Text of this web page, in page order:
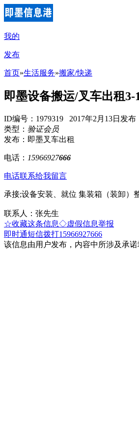
我的
发布
首页»生活服务»搬家/快递
即墨设备搬运/叉车出租3-
ID编号：1979319 2017年2月13日发
类型： 验证会员
发布：即墨叉车出租
电话： 15966927666
电话联系给我留言
承接;设备安装、就位 集装箱（装卸）
联系人：张先生
☆收藏这条信息◇虚假信息举报
即时通短信拨打15966927666
该信息由用户发布，内容中所涉及承